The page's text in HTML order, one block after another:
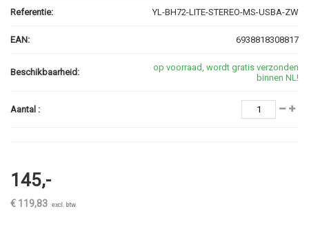
Referentie: YL-BH72-LITE-STEREO-MS-USBA-ZW
EAN: 6938818308817
Beschikbaarheid:
op voorraad, wordt gratis verzonden
binnen NL!
Aantal :
145,-
€ 119,83 excl. btw